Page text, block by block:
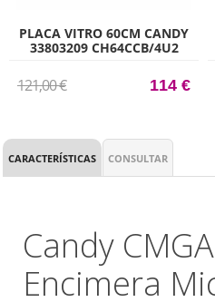
PLACA VITRO 60CM CANDY
33803209 CH64CCB/4U2
121,00 € 114 €
CARACTERÍSTICAS CONSULTAR